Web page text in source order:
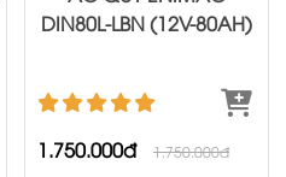
DIN80L-LBN (12V-80AH)
1.750.000đ 1.750.000đ